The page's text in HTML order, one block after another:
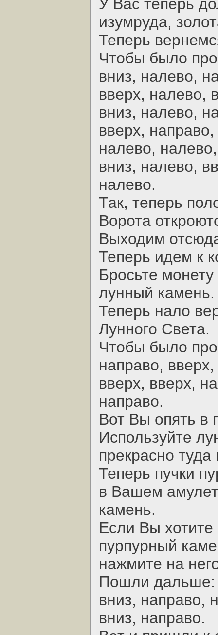
У Вас теперь
изумруда,
Теперь
Чтобы было
вниз, налево,
вверх, налево,
вниз, налево,
вверх,
налево,
вниз, налево,
налево.
Так, теперь
Ворота
Выходим
Теперь идем к
Бросьте
лунный камень.
Теперь нало
Лунного Света.
Чтобы было
направо,
вверх, вверх,
направо.
Вот Вы опять в
Используйте
прекрасно туда
Теперь пучки
в Вашем
камень.
Если Вы хотите
пурпурный
нажмите на
Пошли дальше:
вниз, направо,
вниз, направо.